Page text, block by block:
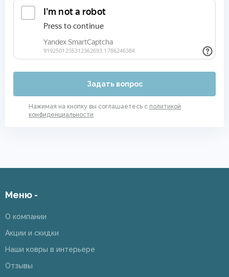
Задать вопрос
Нажимая на кнопку вы соглашаетесь с политикой
конфиденциальности
Меню -
О компании
Акции и скидки
Наши ковры в интерьере
Отзывы